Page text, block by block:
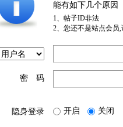
能有如下几个原因
1、帖子ID非法
2、您还不是站点会员
密 码
隐身登录 开启 关闭